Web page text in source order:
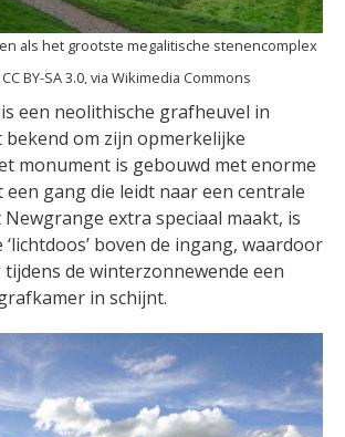
als het grootste megalitische stenencomplex
BY-SA 3.0, via Wikimedia Commons
is een neolithische grafheuvel in
bekend om zijn opmerkelijke
monument is gebouwd met enorme
gang die leidt naar een centrale
extra speciaal maakt, is
boven de ingang, waardoor
de winterzonnewende een
in schijnt.